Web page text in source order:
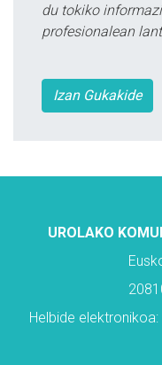
du tokiko
profesionalean
Izan Gukakide
UROLAKO
Helbide